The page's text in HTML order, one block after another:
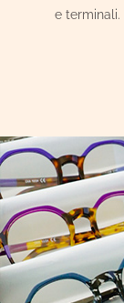
e terminali.